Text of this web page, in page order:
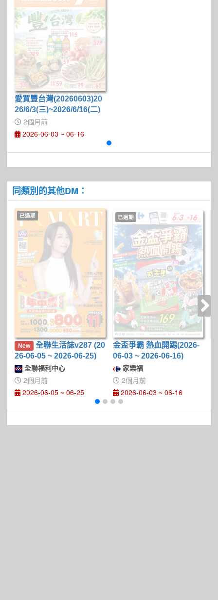
愛買豐台灣(20260603)20
26/6/3(三)~2026/6/16(二)
2個月前
2026-06-03 ~ 06-16
同類別的其他DM：
已過期
New
26-06-05 ~ 2026-06-25)
全聯福利中心
2個月前
2026-06-05 ~ 06-25
已過期
金盃爭霸 熱血開踢(2026-
06-03 ~ 2026-06-16)
家樂福
2個月前
2026-06-03 ~ 06-16